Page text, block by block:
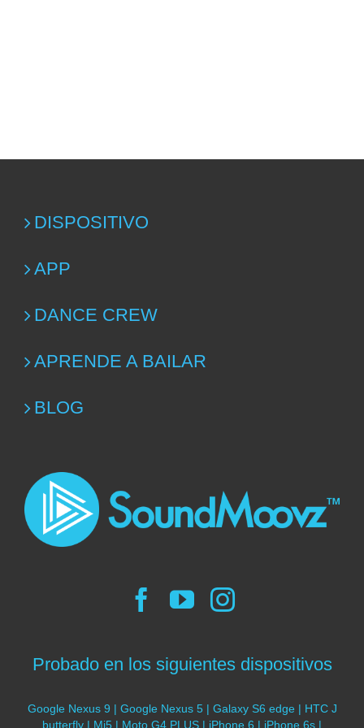
DISPOSITIVO
APP
DANCE CREW
APRENDE A BAILAR
BLOG
Probado en los siguientes dispositivos
Google Nexus 9 | Google Nexus 5 | Galaxy S6 edge | HTC J
butterfly | Mi5 | Moto G4 PLUS | iPhone 6 | iPhone 6s |